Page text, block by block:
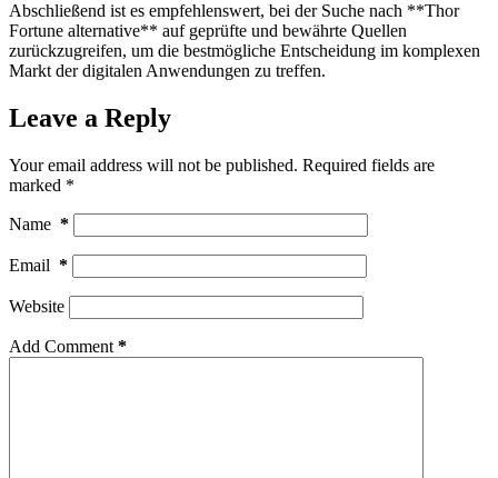
Abschließend ist es empfehlenswert, bei der Suche nach **Thor
Fortune alternative** auf geprüfte und bewährte Quellen
zurückzugreifen, um die bestmögliche Entscheidung im komplexen
Markt der digitalen Anwendungen zu treffen.
Leave a Reply
Your email address will not be published. Required fields are
marked *
Name *
Email *
Website
Add Comment *